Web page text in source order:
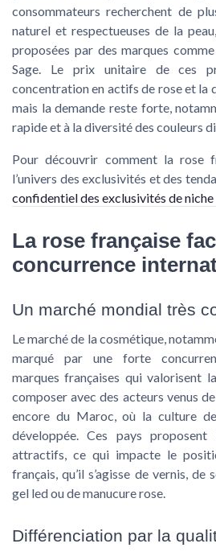
consommateurs recherchent de
naturel et respectueuses de la
proposées par des marques comme
Sage. Le prix unitairede ces
concentration en actifs de rose et la
mais la demande reste forte,
rapide et à la diversité des couleurs
Pour découvrir comment la rose
l’univers des exclusivités et des
confidentiel des exclusivités de
La rose française
concurrence
Un marché mondial très
Le marché de la cosmétique,
marqué par une forte
marques françaises qui valorisent
composer avec des acteurs venus
encore du Maroc, où la culture
développée. Ces pays
attractifs, ce qui impacte le
français, qu’il s’agisse de vernis,
gel led ou de manucure rose.
Différenciation par la